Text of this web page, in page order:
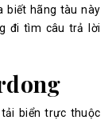
biết hãng tàu này
đi tìm câu trả lời
biển trực thuộc